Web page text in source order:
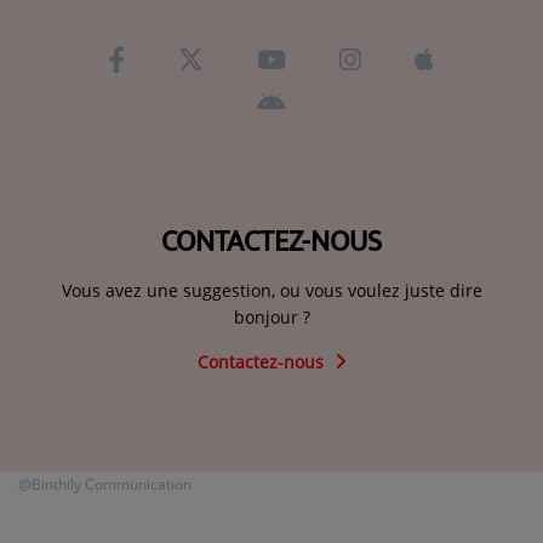
CONTACTEZ-NOUS
Vous avez une suggestion, ou vous voulez juste dire
bonjour ?
Contactez-nous
@Binthily Communication